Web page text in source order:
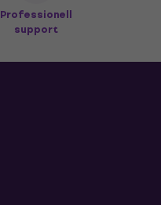
Professionell
support